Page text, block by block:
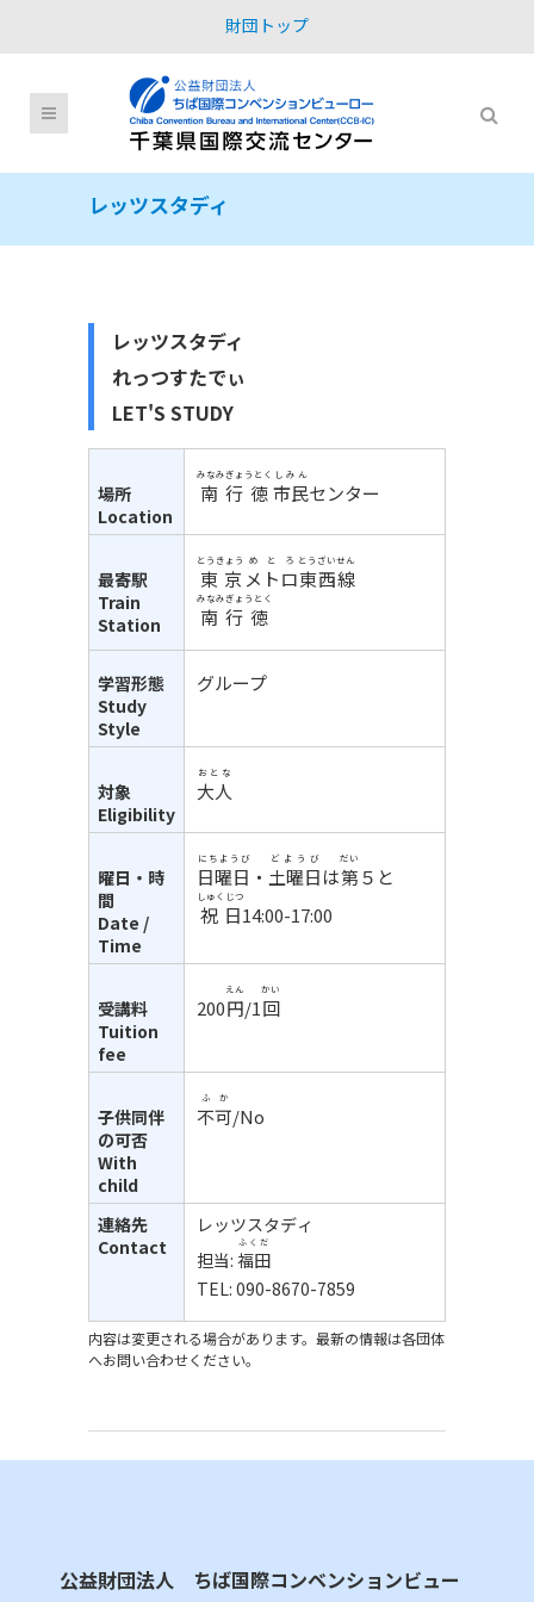
財団トップ
レッツスタディ
レッツスタディ
れっつすたでぃ
LET'S STUDY
場所
Location
南行徳
みなみぎょうとく
市民
しみん
センター
最寄駅
Train
Station
東京
とうきょう
メトロ
めとろ
東西線
とうざいせん
南行徳
みなみぎょうとく
学習形態
Study
Style
グループ
対象
Eligibility
大人
おとな
曜日・時
間
Date /
Time
日曜日
にちようび
・ 土曜日
どようび
は第
だい
５と
祝日
しゅくじつ
14:00-17:00
受講料
Tuition
fee
200円
えん
/1回
かい
子供同伴
の可否
With
child
不可
ふか
/No
連絡先
Contact
レッツスタディ
担当: 福田
ふくだ
TEL: 090-8670-7859
内容は変更される場合があります。最新の情報は各団体
へお問い合わせください。
公益財団法人 ちば国際コンベンションビュー